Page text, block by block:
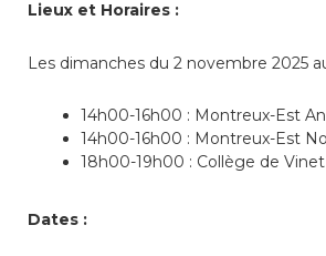
un déménagement,
sur les
consulter les
des cartes CFF,
connectez-vous à
compte citoyen en
Lieux et Horaires :
Les dimanches du 2 novembre 2025
14h00-16h00 : Montreux-Est
14h00-16h00 : Montreux-Est
18h00-19h00 : Collège de
Dates :